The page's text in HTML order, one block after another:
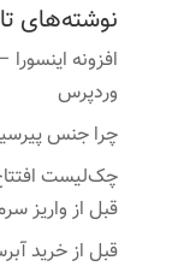
نوشته‌های
افزونه
وردپرس
چرا جنس
قبل از واریز
قبل از خرید